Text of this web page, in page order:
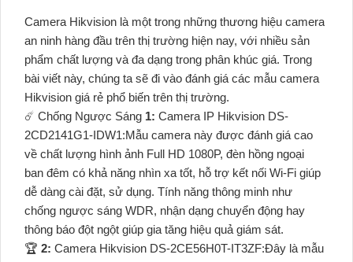
Camera Hikvision là một trong những thương hiệu camera
an ninh hàng đầu trên thị trường hiện nay, với nhiều sản
phẩm chất lượng và đa dạng trong phân khúc giá. Trong
bài viết này, chúng ta sẽ đi vào đánh giá các mẫu camera
Hikvision giá rẻ phổ biến trên thị trường.
☄️ Chống Ngược Sáng 1: Camera IP Hikvision DS-
2CD2141G1-IDW1:Mẫu camera này được đánh giá cao
về chất lượng hình ảnh Full HD 1080P, đèn hồng ngoại
ban đêm có khả năng nhìn xa tốt, hỗ trợ kết nối Wi-Fi giúp
dễ dàng cài đặt, sử dụng. Tính năng thông minh như
chống ngược sáng WDR, nhận dạng chuyển động hay
thông báo đột ngột giúp gia tăng hiệu quả giám sát.
️🏆 2: Camera Hikvision DS-2CE56H0T-IT3ZF:Đây là mẫu